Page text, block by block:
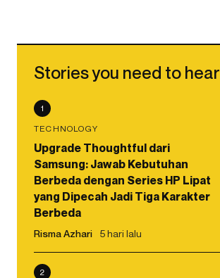
Stories you need to hear
1
TECHNOLOGY
Upgrade Thoughtful dari
Samsung: Jawab Kebutuhan
Berbeda dengan Series HP Lipat
yang Dipecah Jadi Tiga Karakter
Berbeda
Risma Azhari 5 hari lalu
2